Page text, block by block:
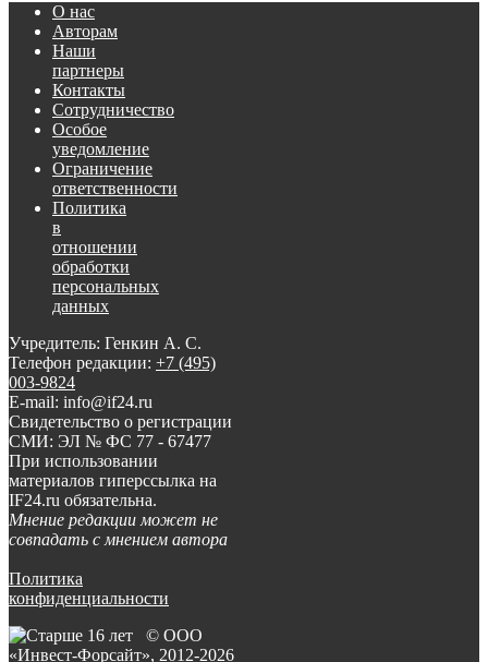
О нас
Авторам
Наши
партнеры
Контакты
Сотрудничество
Особое
уведомление
Ограничение
ответственности
Политика
в
отношении
обработки
персональных
данных
Учредитель: Генкин А. С.
Телефон редакции: +7 (495)
003-9824
E-mail: info@if24.ru
Свидетельство о регистрации
СМИ: ЭЛ № ФС 77 - 67477
При использовании
материалов гиперссылка на
IF24.ru обязательна.
Мнение редакции может не
совпадать с мнением автора
Политика
конфиденциальности
© ООО
«Инвест-Форсайт», 2012-2026